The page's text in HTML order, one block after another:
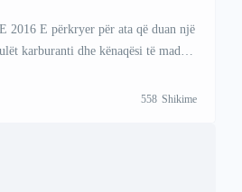
2016 E përkryer për ata që duan një
karburanti dhe kënaqësi të madhe
optimale. Per me shume558 Shikime